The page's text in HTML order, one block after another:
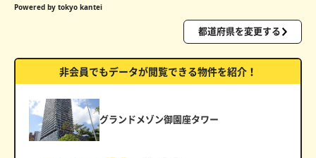
Powered by tokyo kantei
都道府県を変更する
非会員でもデータが閲覧できる物件を紹介！
グランドメゾン御園座タワー